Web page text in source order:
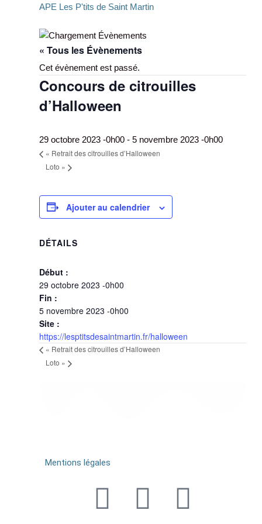
Aller
au
APE Les P'tits de Saint Martin
« Tous les Évènements
Cet évènement est passé.
Concours de citrouilles
d’Halloween
29 octobre 2023 -0h00 -5 novembre 2023 -0h00
« Retrait des citrouilles d’Halloween
Loto »
Ajouter au calendrier
DÉTAILS
Début :
29 octobre 2023 -0h00
Fin :
5 novembre 2023 -0h00
Site :
https://lesptitsdesaintmartin.fr/halloween
« Retrait des citrouilles d’Halloween
Loto »
Mentions légales